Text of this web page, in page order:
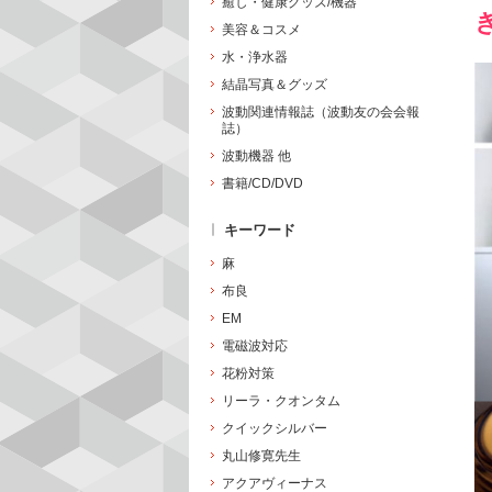
美容＆コスメ
水・浄水器
結晶写真＆グッズ
波動関連情報誌（波動友の会会報
誌）
波動機器 他
書籍/CD/DVD
キーワード
麻
布良
EM
電磁波対応
花粉対策
リーラ・クオンタム
クイックシルバー
丸山修寛先生
アクアヴィーナス